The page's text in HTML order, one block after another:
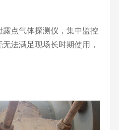
点气体探测仪，集中监控
法满足现场长时期使用，